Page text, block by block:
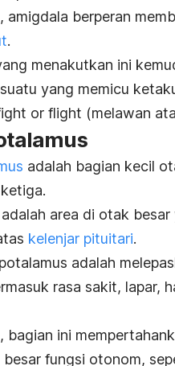
amigdala berperan
.
menakutkan ini
yang memicu
or flight (melawan
adalah bagian kecil
area di otak besar
kelenjar pituitari.
adalah
rasa sakit, lapar,
bagian ini
besar fungsi otonom,